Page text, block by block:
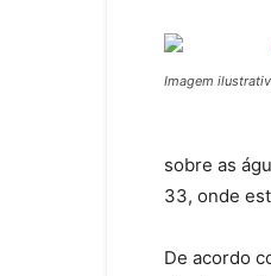
Imagem
sobre as
33, onde
De acordo